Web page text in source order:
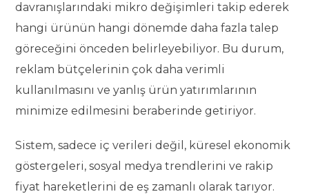
davranışlarındaki mikro değişimleri takip ederek
hangi ürünün hangi dönemde daha fazla talep
göreceğini önceden belirleyebiliyor. Bu durum,
reklam bütçelerinin çok daha verimli
kullanılmasını ve yanlış ürün yatırımlarının
minimize edilmesini beraberinde getiriyor.
Sistem, sadece iç verileri değil, küresel ekonomik
göstergeleri, sosyal medya trendlerini ve rakip
fiyat hareketlerini de eş zamanlı olarak tarıyor.